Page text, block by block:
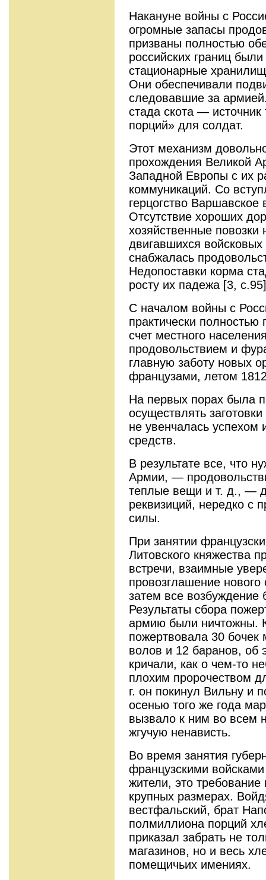
Накануне войны с
огромные запасы
призваны полностью
российских границ
стационарные
Они обеспечивали
следовавшие за
стада скота —
порций» для солдат.
Этот механизм
прохождения Великой
Западной Европы с их
коммуникаций. Со
герцогство
Отсутствие хороших
хозяйственные повозки
двигавшихся
снабжалась
Недопоставки корма
росту их падежа [3,
С началом войны с
практически
счет местного
продовольствием и
главную заботу новых
французами, летом
На первых порах была
осуществлять
не увенчалась успехом
средств.
В результате все, что
Армии, —
теплые вещи и т. д., —
реквизиций, нередко с
силы.
При занятии
Литовского княжества
встречи, взаимные
провозглашение
затем все возбуждение
Результаты сбора
армию были ничтожны.
пожертвовала 30 бочек
волов и 12 баранов, об
кричали, как о чем-то
плохим пророчеством
г. он покинул Вильну и
осенью того же года
вызвало к ним во всем
жгучую ненависть.
Во время занятия
французскими
жители, это требование
крупных размерах.
вестфальский, брат
полмиллиона порций
приказал забрать не
магазинов, но и весь
помещичьих имениях.